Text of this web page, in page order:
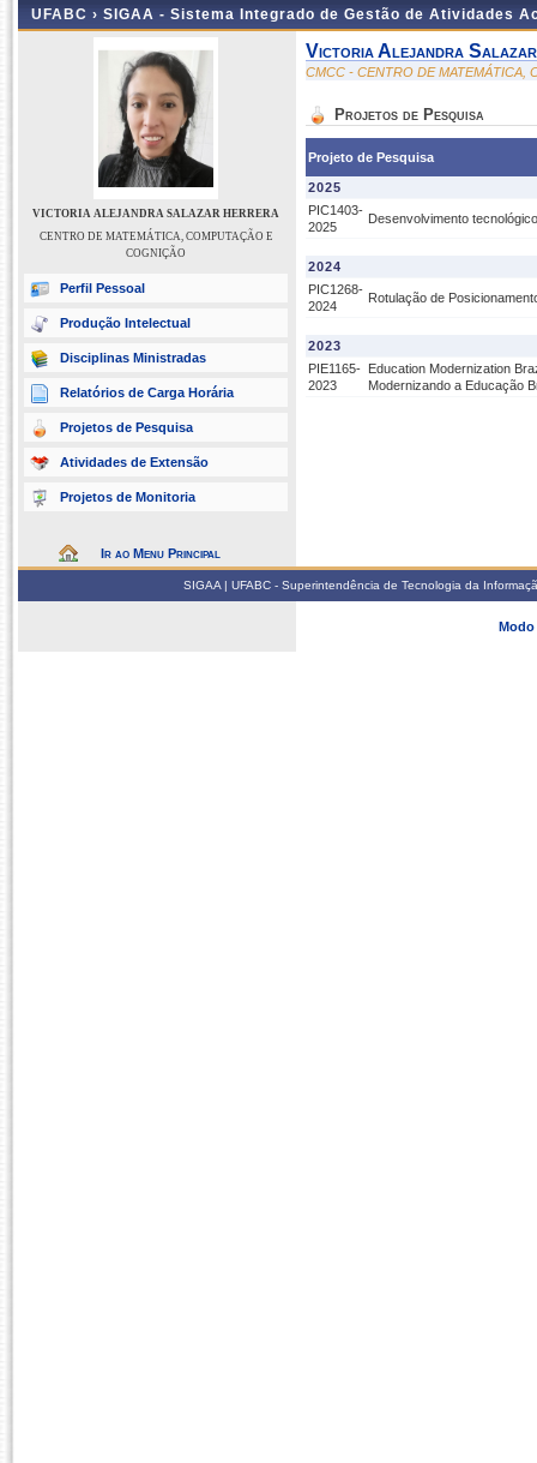
UFABC › SIGAA - Sistema Integrado de Gestão de Atividades
VICTORIA ALEJANDRA SALAZAR HERRERA
CENTRO DE MATEMÁTICA, COMPUTAÇÃO E
COGNIÇÃO
Perfil Pessoal
Produção Intelectual
Disciplinas Ministradas
Relatórios de Carga Horária
Projetos de Pesquisa
Atividades de Extensão
Projetos de Monitoria
Ir ao Menu Principal
Victoria Alejandra
CMCC - CENTRO DE MATEMÁTICA,
Projetos de Pesquisa
Projeto de Pesquisa
2025
PIC1403-
2025
Desenvolvimento
2024
PIC1268-
2024
Rotulação de
2023
PIE1165-
2023
Education Modernization
Modernizando a Educação
SIGAA | UFABC - Superintendência de Tecnologia da
Modo